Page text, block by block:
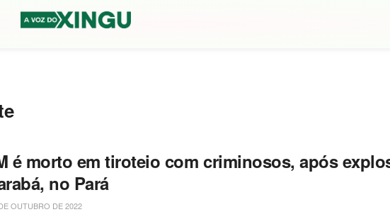
é morto em tiroteio com criminosos, após
no Pará
OUTUBRO DE 2022